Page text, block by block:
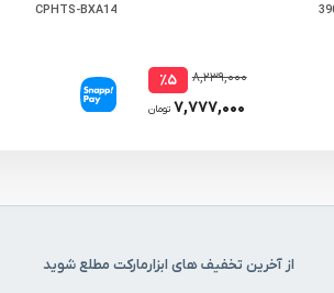
۸,۲۳۹,۰۰۰ ٪۵
۷,۷۷۷,۰۰۰ تومان
CPHTS-BXA14
از آخرین تخفیف های ابزارمارکت مطلع شوید